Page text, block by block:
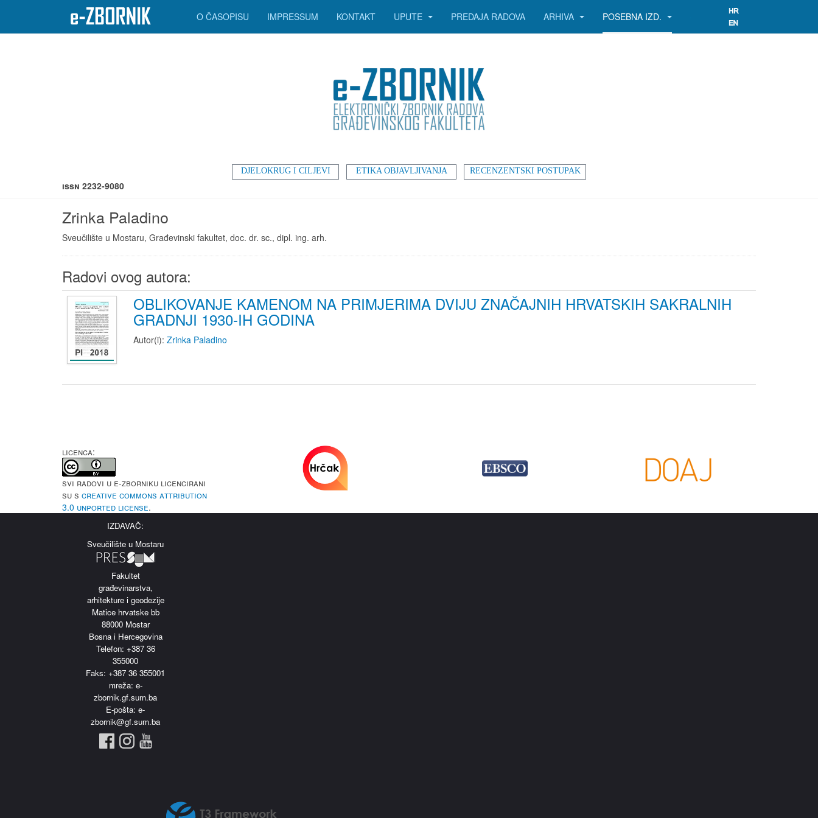
DJELOKRUG I CILJEVI ETIKA OBJAVLJIVANJA RECENZENTSKI POSTUPAK
O ČASOPISU IMPRESSUM KONTAKT UPUTE PREDAJA RADOVA ARHIVA POSEBNA IZD.
ISSN 2232-9080
Zrinka Paladino
Sveučilište u Mostaru, Građevinski fakultet, doc. dr. sc., dipl. ing. arh.
Radovi ovog autora:
OBLIKOVANJE KAMENOM NA PRIMJERIMA DVIJU ZNAČAJNIH HRVATSKIH SAKRALNIH
GRADNJI 1930-IH GODINA
Autor(i): Zrinka Paladino
LICENCA:
Svi radovi u e-Zborniku licencirani
su s Creative Commons Attribution
3.0 Unported License.
IZDAVAČ:
Sveučilište u Mostaru
Fakultet
građevinarstva,
arhitekture i geodezije
Matice hrvatske bb
88000 Mostar
Bosna i Hercegovina
Telefon: +387 36
355000
Faks: +387 36 355001
mreža: e-
zbornik.gf.sum.ba
E-pošta: e-
zbornik@gf.sum.ba